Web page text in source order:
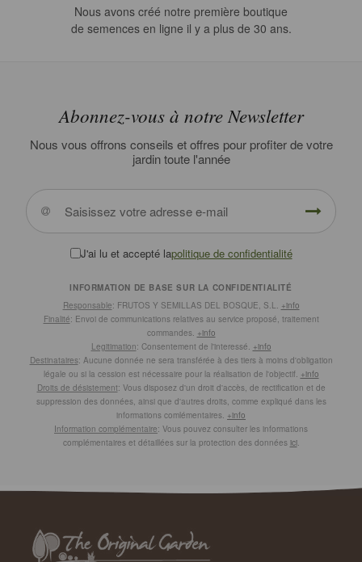
Nous avons créé notre première boutique
de semences en ligne il y a plus de 30 ans.
Abonnez-vous à notre Newsletter
Nous vous offrons conseils et offres pour profiter de votre
jardin toute l'année
J'ai lu et accepté lapolitique de confidentialité
INFORMATION DE BASE SUR LA CONFIDENTIALITÉ
Responsable: FRUTOS Y SEMILLAS DEL BOSQUE, S.L. +info
Finalité: Envoi de communications relatives au service proposé, traitement
commandes. +info
Legitimation: Consentement de l'interessé. +info
Destinataires: Aucune donnée ne sera transférée à des tiers à moins d'obligation
légale ou si la cession est nécessaire pour la réalisation de l'objectif. +info
Droits de désistement: Vous disposez d'un droit d'accès, de rectification et de
suppression des données, ainsi que d'autres droits, comme expliqué dans les
informations comlémentaires. +info
Information complémentaire: Vous pouvez consulter les informations
complémentaires et détaillées sur la protection des données ici.